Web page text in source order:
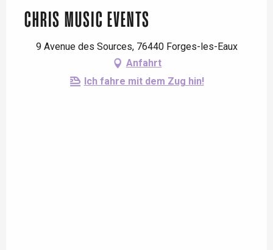
CHRIS MUSIC EVENTS
9 Avenue des Sources, 76440 Forges-les-Eaux
Anfahrt
Ich fahre mit dem Zug hin!